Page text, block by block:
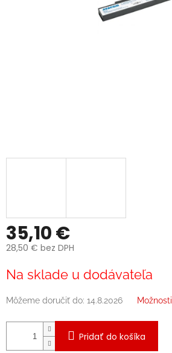
35,10 €
28,50 € bez DPH
cena:
Na sklade u dodávateľa
Môžeme doručiť do: 14.8.2026
Pridať do košíka